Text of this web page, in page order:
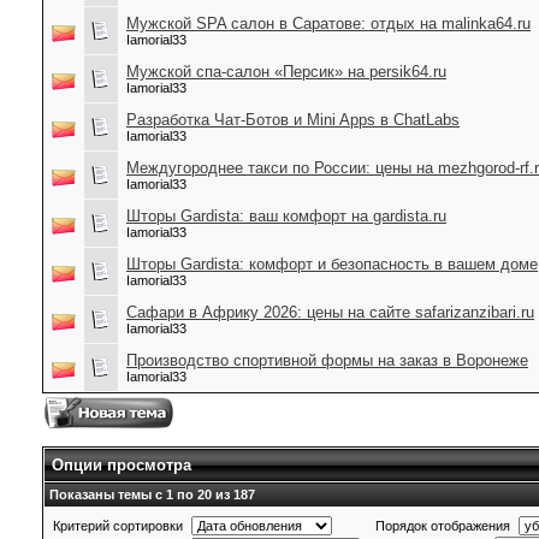
Мужской SPA салон в Саратове: отдых на malinka64.ru
Iamorial33
Мужской спа-салон «Персик» на persik64.ru
Iamorial33
Разработка Чат-Ботов и Mini Apps в ChatLabs
Iamorial33
Междугороднее такси по России: цены на mezhgorod-
Iamorial33
Шторы Gardista: ваш комфорт на gardista.ru
Iamorial33
Шторы Gardista: комфорт и безопасность в вашем доме
Iamorial33
Сафари в Африку 2026: цены на сайте safarizanzibari.ru
Iamorial33
Производство спортивной формы на заказ в Воронеже
Iamorial33
Опции просмотра
Показаны темы с 1 по 20 из 187
Критерий сортировки Порядок отображения